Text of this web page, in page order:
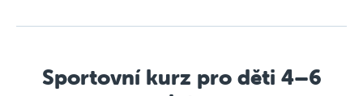
Sportovní kurz pro děti 4–6